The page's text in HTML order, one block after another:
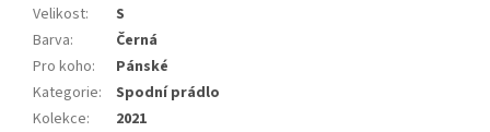
Velikost:
S
Barva:
Černá
Pro koho:
Pánské
Kategorie:
Spodní prádlo
Kolekce:
2021